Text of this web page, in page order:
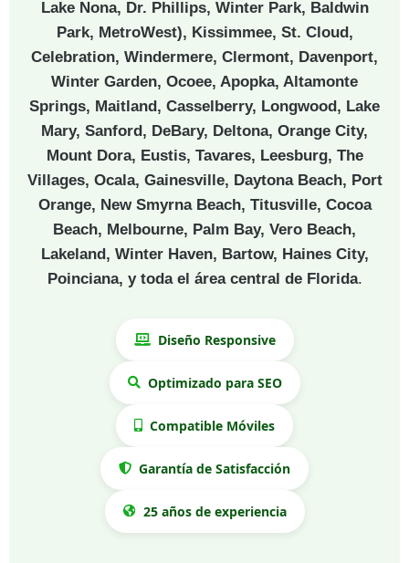
Lake Nona, Dr. Phillips, Winter Park, Baldwin
Park, MetroWest), Kissimmee, St. Cloud,
Celebration, Windermere, Clermont, Davenport,
Winter Garden, Ocoee, Apopka, Altamonte
Springs, Maitland, Casselberry, Longwood, Lake
Mary, Sanford, DeBary, Deltona, Orange City,
Mount Dora, Eustis, Tavares, Leesburg, The
Villages, Ocala, Gainesville, Daytona Beach, Port
Orange, New Smyrna Beach, Titusville, Cocoa
Beach, Melbourne, Palm Bay, Vero Beach,
Lakeland, Winter Haven, Bartow, Haines City,
Poinciana, y toda el área central de Florida.
Diseño Responsive
Optimizado para SEO
Compatible Móviles
Garantía de Satisfacción
25 años de experiencia